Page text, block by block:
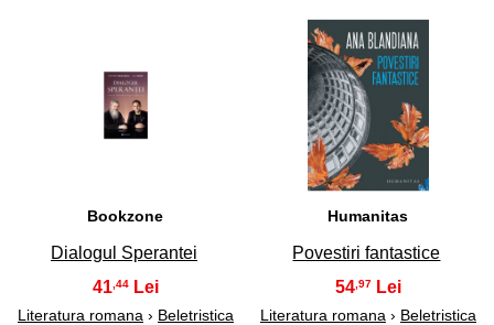
21
Bookzone
Dialogul Sperantei
41,44
Literatura romana › Beletristica
22
Humanitas
Povestiri fantastice
54,97
Literatura romana › Beletristica